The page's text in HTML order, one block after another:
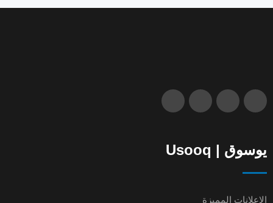
يوسوق | Usooq
الإعلانات المميزة